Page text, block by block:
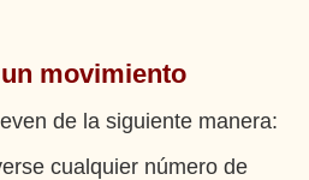
movimiento
de la siguiente manera:
cualquier número de